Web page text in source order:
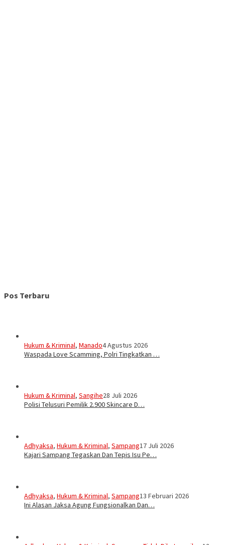
Pos Terbaru
Hukum & Kriminal, Manado4 Agustus 2026
Waspada Love Scamming, Polri Tingkatkan …
Hukum & Kriminal, Sangihe28 Juli 2026
Polisi Telusuri Pemilik 2.900 Skincare D…
Adhyaksa, Hukum & Kriminal, Sampang17 Juli 2026
Kajari Sampang Tegaskan Dan Tepis Isu Pe…
Adhyaksa, Hukum & Kriminal, Sampang13 Februari 2026
Ini Alasan Jaksa Agung Fungsionalkan Dan…